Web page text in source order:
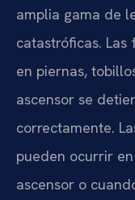
amplia gama de
catastróficas.
en piernas,
ascensor se
correctamente.
pueden ocurrir
ascensor o